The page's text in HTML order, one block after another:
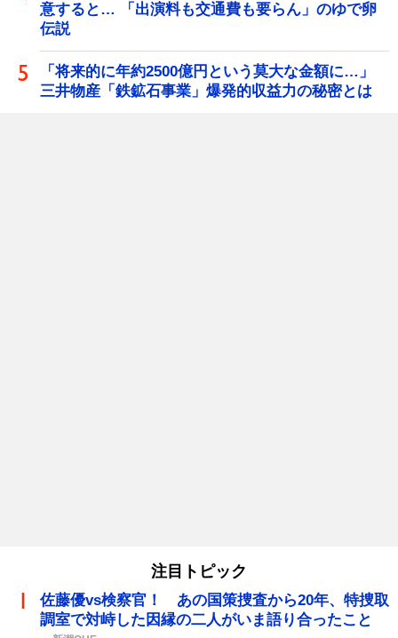
意すると… 「出演料も交通費も要らん」のゆで卵
伝説
「将来的に年約2500億円という莫大な金額に…」
三井物産「鉄鉱石事業」爆発的収益力の秘密とは
注目トピック
佐藤優vs検察官！ あの国策捜査から20年、特捜取
調室で対峙した因縁の二人がいま語り合ったこと